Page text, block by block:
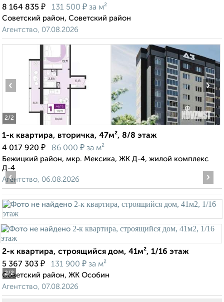
8 164 835 ₽ 131 500 ₽ за м²
Советский район, Советский район
Агентство, 07.08.2026
2/2
‹ ›
1-к квартира, вторичка, 47м², 8/8 этаж
4 017 920 ₽ 86 000 ₽ за м²
Бежицкий район, мкр. Мексика, ЖК Д-4, жилой комплекс
Д-4
Агентство, 06.08.2026
2/2
‹ ›
2-к квартира, строящийся дом, 41м², 1/16 этаж
5 367 303 ₽ 131 900 ₽ за м²
Советский район, ЖК Особин
Агентство, 07.08.2026